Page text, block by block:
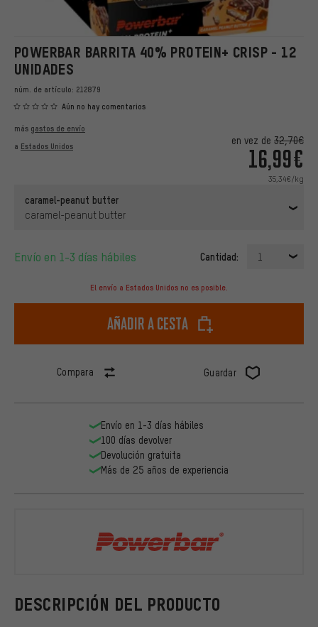
POWERBAR BARRITA 40% PROTEIN+ CRISP - 12
UNIDADES
núm. de artículo: 212879
Aún no hay comentarios
en vez de 32,70€
16,99€
35,34€/kg
más gastos de envío
a Estados Unidos
caramel-peanut butter
caramel-peanut butter
Envío en 1-3 días hábiles Cantidad: 1
El envío a Estados Unidos no es posible.
Añadir a cesta
Compara Guardar
DESCRIPCIÓN DEL PRODUCTO
Envío en 1-3 días hábiles
100 días devolver
Devolución gratuita
Más de 25 años de experiencia